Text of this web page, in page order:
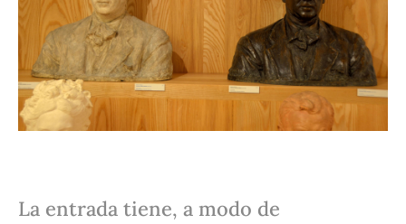
La entrada tiene, a modo de